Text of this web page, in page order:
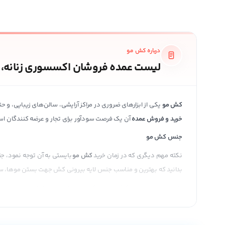
درباره کش مو
لیست عمده فروشان اکسسوری
کش مو یکی از ابزارهای ضروری در مراکز آرایشی، سالن‌های
خرید و فروش عمدهآن یک فرصت سودآور برای تجار و عرضه کنندگان
جنس کش مو
نکته مهم دیگری که در زمان خریدکش موبایستی به آن توجه
بدانید که بهترین و مناسب جنس لایه بیرونی کش جهت بستن موها،
نامناسب ترین جنس کش ها، پولکی می باشند. در حقیقت موها در